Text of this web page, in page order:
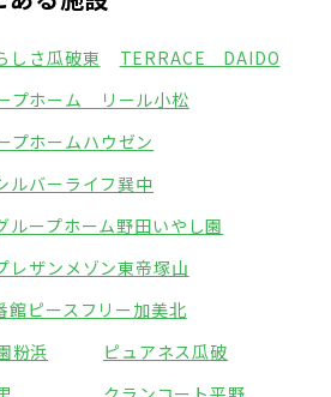
しさ瓜破東
TERRACE DAIDO
プホーム リール小松
プホームハウゼン
ルバーライフ巽中
ループホーム野田いやし園
レザンメゾン東帝塚山
館ピースフリー加美北
粉浜
ピュアネス瓜破